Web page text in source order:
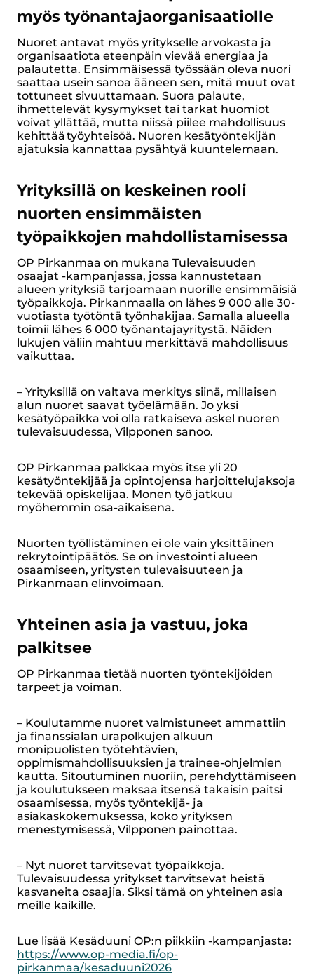
myös työnantajaorganisaatiolle
Nuoret antavat myös yritykselle arvokasta ja
organisaatiota eteenpäin vievää energiaa ja
palautetta. Ensimmäisessä työssään oleva nuori
saattaa usein sanoa ääneen sen, mitä muut ovat
tottuneet sivuuttamaan. Suora palaute,
ihmettelevät kysymykset tai tarkat huomiot
voivat yllättää, mutta niissä piilee mahdollisuus
kehittää työyhteisöä. Nuoren kesätyöntekijän
ajatuksia kannattaa pysähtyä kuuntelemaan.
Yrityksillä on keskeinen rooli
nuorten ensimmäisten
työpaikkojen mahdollistamisessa
OP Pirkanmaa on mukana Tulevaisuuden
osaajat -kampanjassa, jossa kannustetaan
alueen yrityksiä tarjoamaan nuorille ensimmäisiä
työpaikkoja. Pirkanmaalla on lähes 9 000 alle 30-
vuotiasta työtöntä työnhakijaa. Samalla alueella
toimii lähes 6 000 työnantajayritystä. Näiden
lukujen väliin mahtuu merkittävä mahdollisuus
vaikuttaa.
– Yrityksillä on valtava merkitys siinä, millaisen
alun nuoret saavat työelämään. Jo yksi
kesätyöpaikka voi olla ratkaiseva askel nuoren
tulevaisuudessa, Vilpponen sanoo.
OP Pirkanmaa palkkaa myös itse yli 20
kesätyöntekijää ja opintojensa harjoittelujaksoja
tekevää opiskelijaa. Monen työ jatkuu
myöhemmin osa-aikaisena.
Nuorten työllistäminen ei ole vain yksittäinen
rekrytointipäätös. Se on investointi alueen
osaamiseen, yritysten tulevaisuuteen ja
Pirkanmaan elinvoimaan.
Yhteinen asia ja vastuu, joka
palkitsee
OP Pirkanmaa tietää nuorten työntekijöiden
tarpeet ja voiman.
– Koulutamme nuoret valmistuneet ammattiin
ja finanssialan urapolkujen alkuun
monipuolisten työtehtävien,
oppimismahdollisuuksien ja trainee-ohjelmien
kautta. Sitoutuminen nuoriin, perehdyttämiseen
ja koulutukseen maksaa itsensä takaisin paitsi
osaamisessa, myös työntekijä- ja
asiakaskokemuksessa, koko yrityksen
menestymisessä, Vilpponen painottaa.
– Nyt nuoret tarvitsevat työpaikkoja.
Tulevaisuudessa yritykset tarvitsevat heistä
kasvaneita osaajia. Siksi tämä on yhteinen asia
meille kaikille.
Lue lisää Kesäduuni OP:n piikkiin -kampanjasta:
https://www.op-media.fi/op-
pirkanmaa/kesaduuni2026